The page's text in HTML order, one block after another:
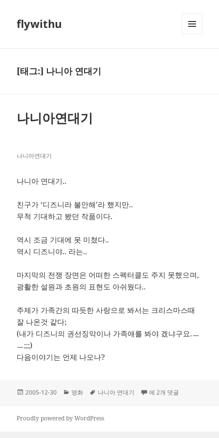
flywithu
[태그:] 나니아 연대기
나니아연대기
나니아연대기
나니아 연대기..
친구가 ‘디즈니라 불안해’라 했지만..
무척 기대하고 봤던 작품이다.
역시 조금 기대에 못 미쳤다..
역시 디즈니야.. 라는..
마지막의 전쟁 장면은 어떠한 스펙터클도 주지 못했으며,
광활한 설원과 초원의 표현도 아쉬웠다..
주제가 가족간의 따듯한 사랑으로 봐서는 크리스마스때
잘 나온것 같다;
(내가 디즈니의 권선징악이나 가족애를 봐야 겠냐구요.ㅡ
ㅡ;;;)
다음이야기는 언제 나오나?
작
자
2005-12-30
카
리
영화
태
나니아 연대기 나니아연대기
에 2개 댓글
Proudly powered by WordPress